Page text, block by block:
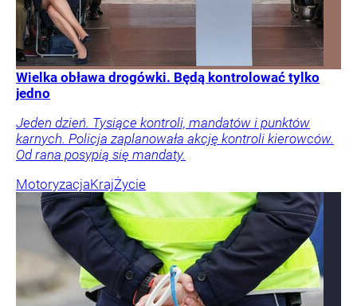
Wielka obława drogówki. Będą kontrolować tylko
jedno
Jeden dzień. Tysiące kontroli, mandatów i punktów
karnych. Policja zaplanowała akcję kontroli kierowców.
Od rana posypią się mandaty.
MotoryzacjaKrajŻycie